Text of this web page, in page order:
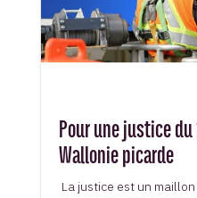
Pour une justice
Wallonie picarde
La justice est un